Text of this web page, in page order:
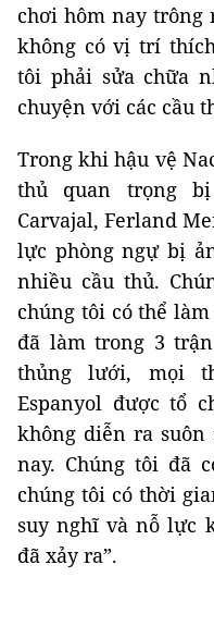
chơi hôm nay trông
không có vị trí
tôi phải sửa chữa
chuyện với các cầu
Trong khi hậu vệ
thủ quan trọng
Carvajal, Ferland
lực phòng ngự bị
nhiều cầu thủ.
chúng tôi có thể
đã làm trong 3
thủng lưới, mọi
Espanyol được tổ
không diễn ra
nay. Chúng tôi đã
chúng tôi có thời
suy nghĩ và nỗ lực
đã xảy ra”.